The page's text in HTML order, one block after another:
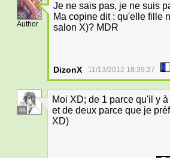
35
Author
Je ne sais pas, je ne suis
Ma copine dit : qu'elle fille
salon X)? MDR
DizonX 11/13/2012 18:39:27
46
Moi XD; de 1 parce qu'il y
et de deux parce que je
XD)